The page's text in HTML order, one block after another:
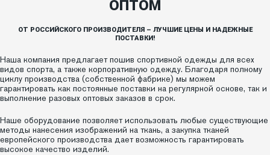
ОПТОМ
ОТ РОССИЙСКОГО ПРОИЗВОДИТЕЛЯ – ЛУЧШИЕ ЦЕНЫ И НАДЕЖНЫЕ
ПОСТАВКИ!
Наша компания предлагает пошив спортивной одежды для всех
видов спорта, а также корпоративную одежду. Благодаря полному
циклу производства (собственной фабрике) мы можем
гарантировать как постоянные поставки на регулярной основе, так и
выполнение разовых оптовых заказов в срок.
Наше оборудование позволяет использовать любые существующие
методы нанесения изображений на ткань, а закупка тканей
европейского производства дает возможность гарантировать
высокое качество изделий.